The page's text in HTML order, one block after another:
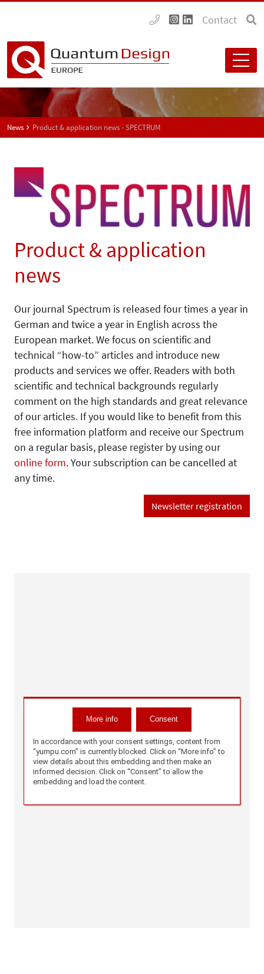
Contact
News Product & application news - SPECTRUM
Product & application
news
Our journal Spectrum is released four times a year in
German and twice a year in English across the
European market. We focus on scientific and
technical “how-to” articles and introduce new
products and services we offer. Readers with both
scientific and technical backgrounds regularly
comment on the high standards and great relevance
of our articles. If you would like to benefit from this
free information platform and receive our Spectrum
on a regular basis, please register by using our
online form. Your subscription can be cancelled at
any time.
Newsletter registration